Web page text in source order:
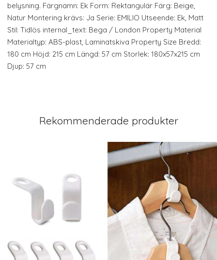
belysning. Färgnamn: Ek Form: Rektangulär Färg: Beige,
Natur Montering krävs: Ja Serie: EMILIO Utseende: Ek, Matt
Stil: Tidlös internal_text: Bega / London Property Material
Materialtyp: ABS-plast, Laminatskiva Property Size Bredd:
180 cm Höjd: 215 cm Längd: 57 cm Storlek: 180x57x215 cm
Djup: 57 cm
Rekommenderade produkter